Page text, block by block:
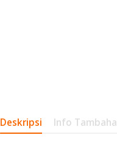
Deskripsi Info